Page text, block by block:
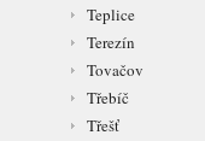
Teplice
Terezín
Tovačov
Třebíč
Třešť